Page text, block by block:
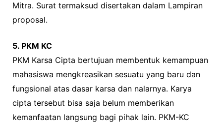
Mitra. Surat termaksud disertakan dalam Lampiran
proposal.
5. PKM KC
PKM Karsa Cipta bertujuan membentuk kemampuan
mahasiswa mengkreasikan sesuatu yang baru dan
fungsional atas dasar karsa dan nalarnya. Karya
cipta tersebut bisa saja belum memberikan
kemanfaatan langsung bagi pihak lain. PKM-KC